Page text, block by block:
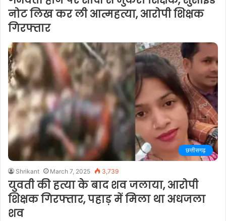
नोट लिख कर ली आत्महत्या, आरोपी शिक्षक
गिरफ्तार
छत्तीसगढ़
Shrikant March 7, 2025 3,739
युवती की हत्या के बाद शव जलाया, आरोपी
शिक्षक गिरफ्तार, पहाड़ में मिला था अधजला
शव